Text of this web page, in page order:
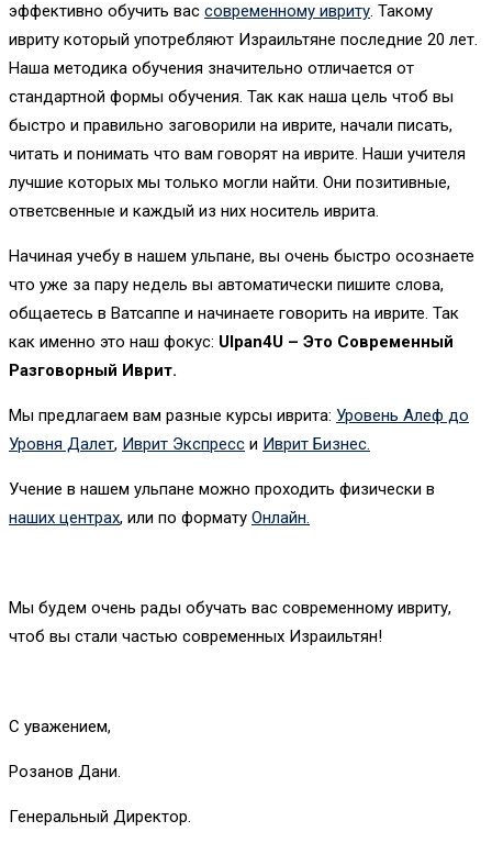
эффективно обучить вас современному ивриту. Такому
ивриту который употребляют Израильтяне последние 20 лет.
Наша методика обучения значительно отличается от
стандартной формы обучения. Так как наша цель чтоб вы
быстро и правильно заговорили на иврите, начали писать,
читать и понимать что вам говорят на иврите. Наши учителя
лучшие которых мы только могли найти. Они позитивные,
ответсвенные и каждый из них носитель иврита.
Начиная учебу в нашем ульпане, вы очень быстро осознаете
что уже за пару недель вы автоматически пишите слова,
общаетесь в Ватсаппе и начинаете говорить на иврите. Так
как именно это наш фокус: Ulpan4U – Это Современный
Разговорный Иврит.
Мы предлагаем вам разные курсы иврита: Уровень Алеф до
Уровня Далет, Иврит Экспресс и Иврит Бизнес.
Учение в нашем ульпане можно проходить физически в
наших центрах, или по формату Онлайн.
Мы будем очень рады обучать вас современному ивриту,
чтоб вы стали частью современных Израильтян!
С уважением,
Розанов Дани.
Генеральный Директор.